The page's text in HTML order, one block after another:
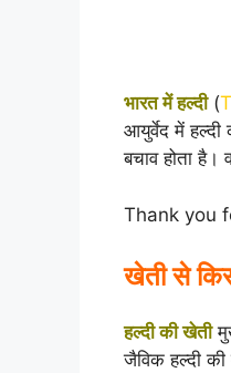
भारत में हल्दी(
आयुर्वेद में हल्दी
बचाव होता
Thank you
खेती से
हल्दी की खेती
जैविक हल्दी